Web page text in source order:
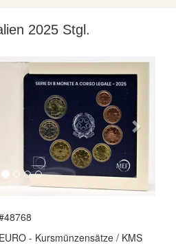
2025 Stgl.
Next
EURO - Kursmünzensätze / KMS